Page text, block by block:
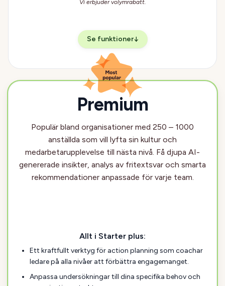
Vi erbjuder volymrabatt.
Se funktioner↓
Most popular plan
Most popular planPremium
Populär bland organisationer med 250 – 1000
anställda som vill lyfta sin kultur och
medarbetarupplevelse till nästa nivå. Få djupa AI-
genererade insikter, analys av fritextsvar och smarta
rekommendationer anpassade för varje team.
Allt i Starter plus:
Ett kraftfullt verktyg för action planning som coachar
ledare på alla nivåer att förbättra engagemanget.
Anpassa undersökningar till dina specifika behov och